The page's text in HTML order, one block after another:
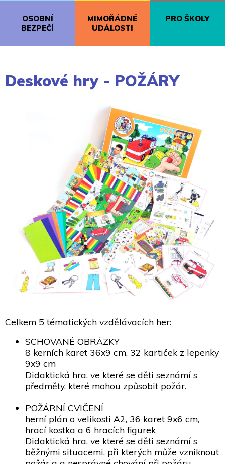
OSOBNÍ
BEZPEČÍ
MIMOŘÁDNÉ
UDÁLOSTI
PRO ŠKOLY
Deskové hry - POŽÁRY
Celkem 5 tématických vzdělávacích her:
SCHOVANÉ OBRÁZKY
8 kerních karet 36x9 cm, 32 kartiček z lepenky
9x9 cm
Didaktická hra, ve které se děti seznámí s
předměty, které mohou způsobit požár.
POŽÁRNÍ CVIČENÍ
herní plán o velikosti A2, 36 karet 9x6 cm,
hrací kostka a 6 hracích figurek
Didaktická hra, ve které se děti seznámí s
běžnými situacemi, při kterých může vzniknout